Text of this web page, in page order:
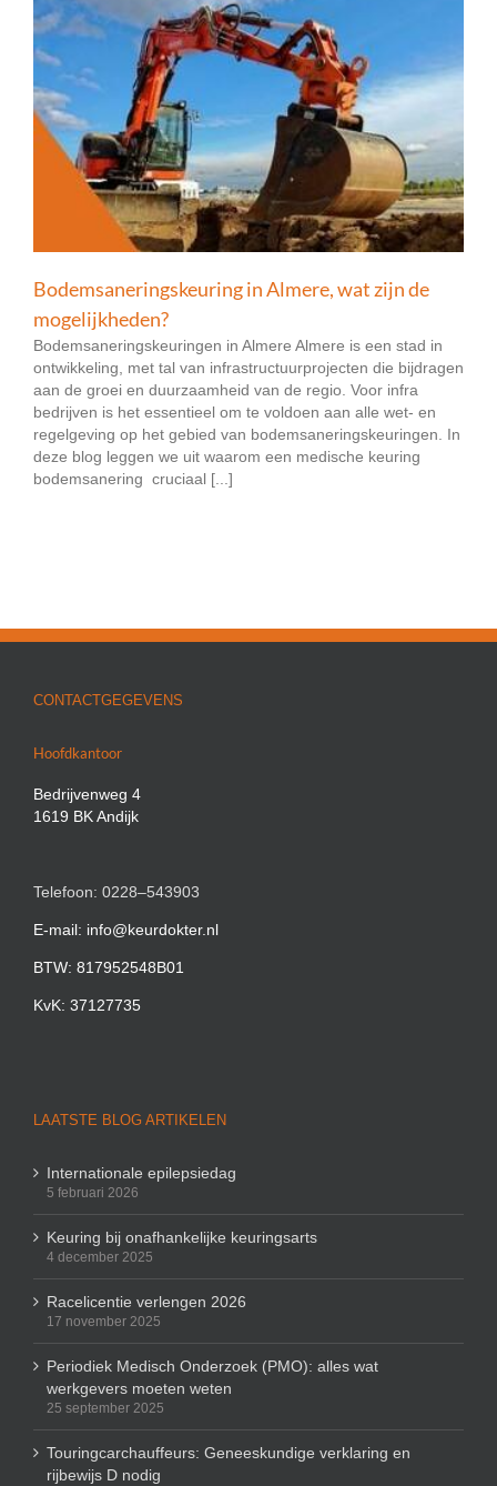
Bodemsaneringskeuring in Almere, wat zijn de
mogelijkheden?
Bodemsaneringskeuringen in Almere Almere is een stad in
ontwikkeling, met tal van infrastructuurprojecten die bijdragen
aan de groei en duurzaamheid van de regio. Voor infra
bedrijven is het essentieel om te voldoen aan alle wet- en
regelgeving op het gebied van bodemsaneringskeuringen. In
deze blog leggen we uit waarom een medische keuring
bodemsanering cruciaal [...]
CONTACTGEGEVENS
Hoofdkantoor
Bedrijvenweg 4
1619 BK Andijk
Telefoon: 0228–543903
E-mail: info@keurdokter.nl
BTW: 817952548B01
KvK: 37127735
LAATSTE BLOG ARTIKELEN
Internationale epilepsiedag
5 februari 2026
Keuring bij onafhankelijke keuringsarts
4 december 2025
Racelicentie verlengen 2026
17 november 2025
Periodiek Medisch Onderzoek (PMO): alles wat
werkgevers moeten weten
25 september 2025
Touringcarchauffeurs: Geneeskundige verklaring en
rijbewijs D nodig